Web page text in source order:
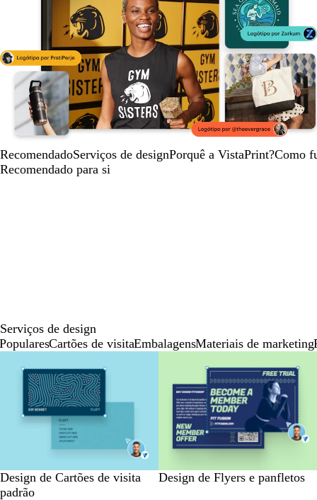
RecomendadoServiços de designPorquê a VistaPrint?Como
Recomendado para si
Serviços de design
PopularesCartões de visitaEmbalagensMateriais de marketing
Design de Cartões de visita
padrão
Design de Flyers e panfletos